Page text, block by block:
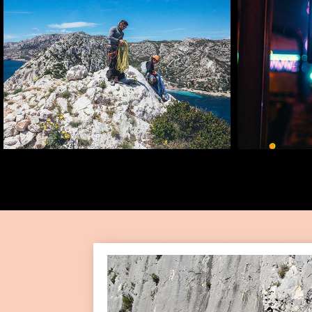
À LA CARTE
Falaise, grande voie, bloc,
canyoning, parapente, portaledge,
yoga, faites votre choix !
ar
r
d
w
n
ci
sortie ou